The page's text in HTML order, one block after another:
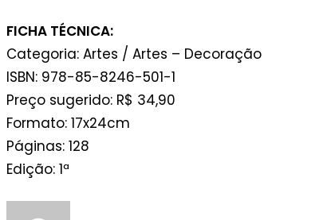
FICHA TÉCNICA:
Categoria: Artes / Artes – Decoração
ISBN: 978-85-8246-501-1
Preço sugerido: R$ 34,90
Formato: 17x24cm
Páginas: 128
Edição: 1ª